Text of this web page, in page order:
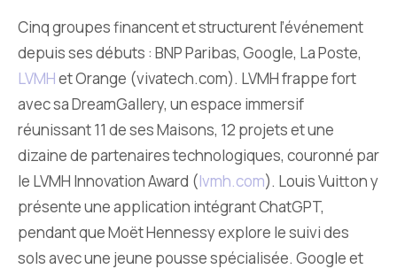
Cinq groupes financent et structurent l’événement
depuis ses débuts : BNP Paribas, Google, La Poste,
LVMHet Orange (vivatech.com). LVMH frappe fort
avec sa DreamGallery, un espace immersif
réunissant 11 de ses Maisons, 12 projets et une
dizaine de partenaires technologiques, couronné par
le LVMH Innovation Award (lvmh.com). Louis Vuitton y
présente une application intégrant ChatGPT,
pendant que Moët Hennessy explore le suivi des
sols avec une jeune pousse spécialisée. Google et